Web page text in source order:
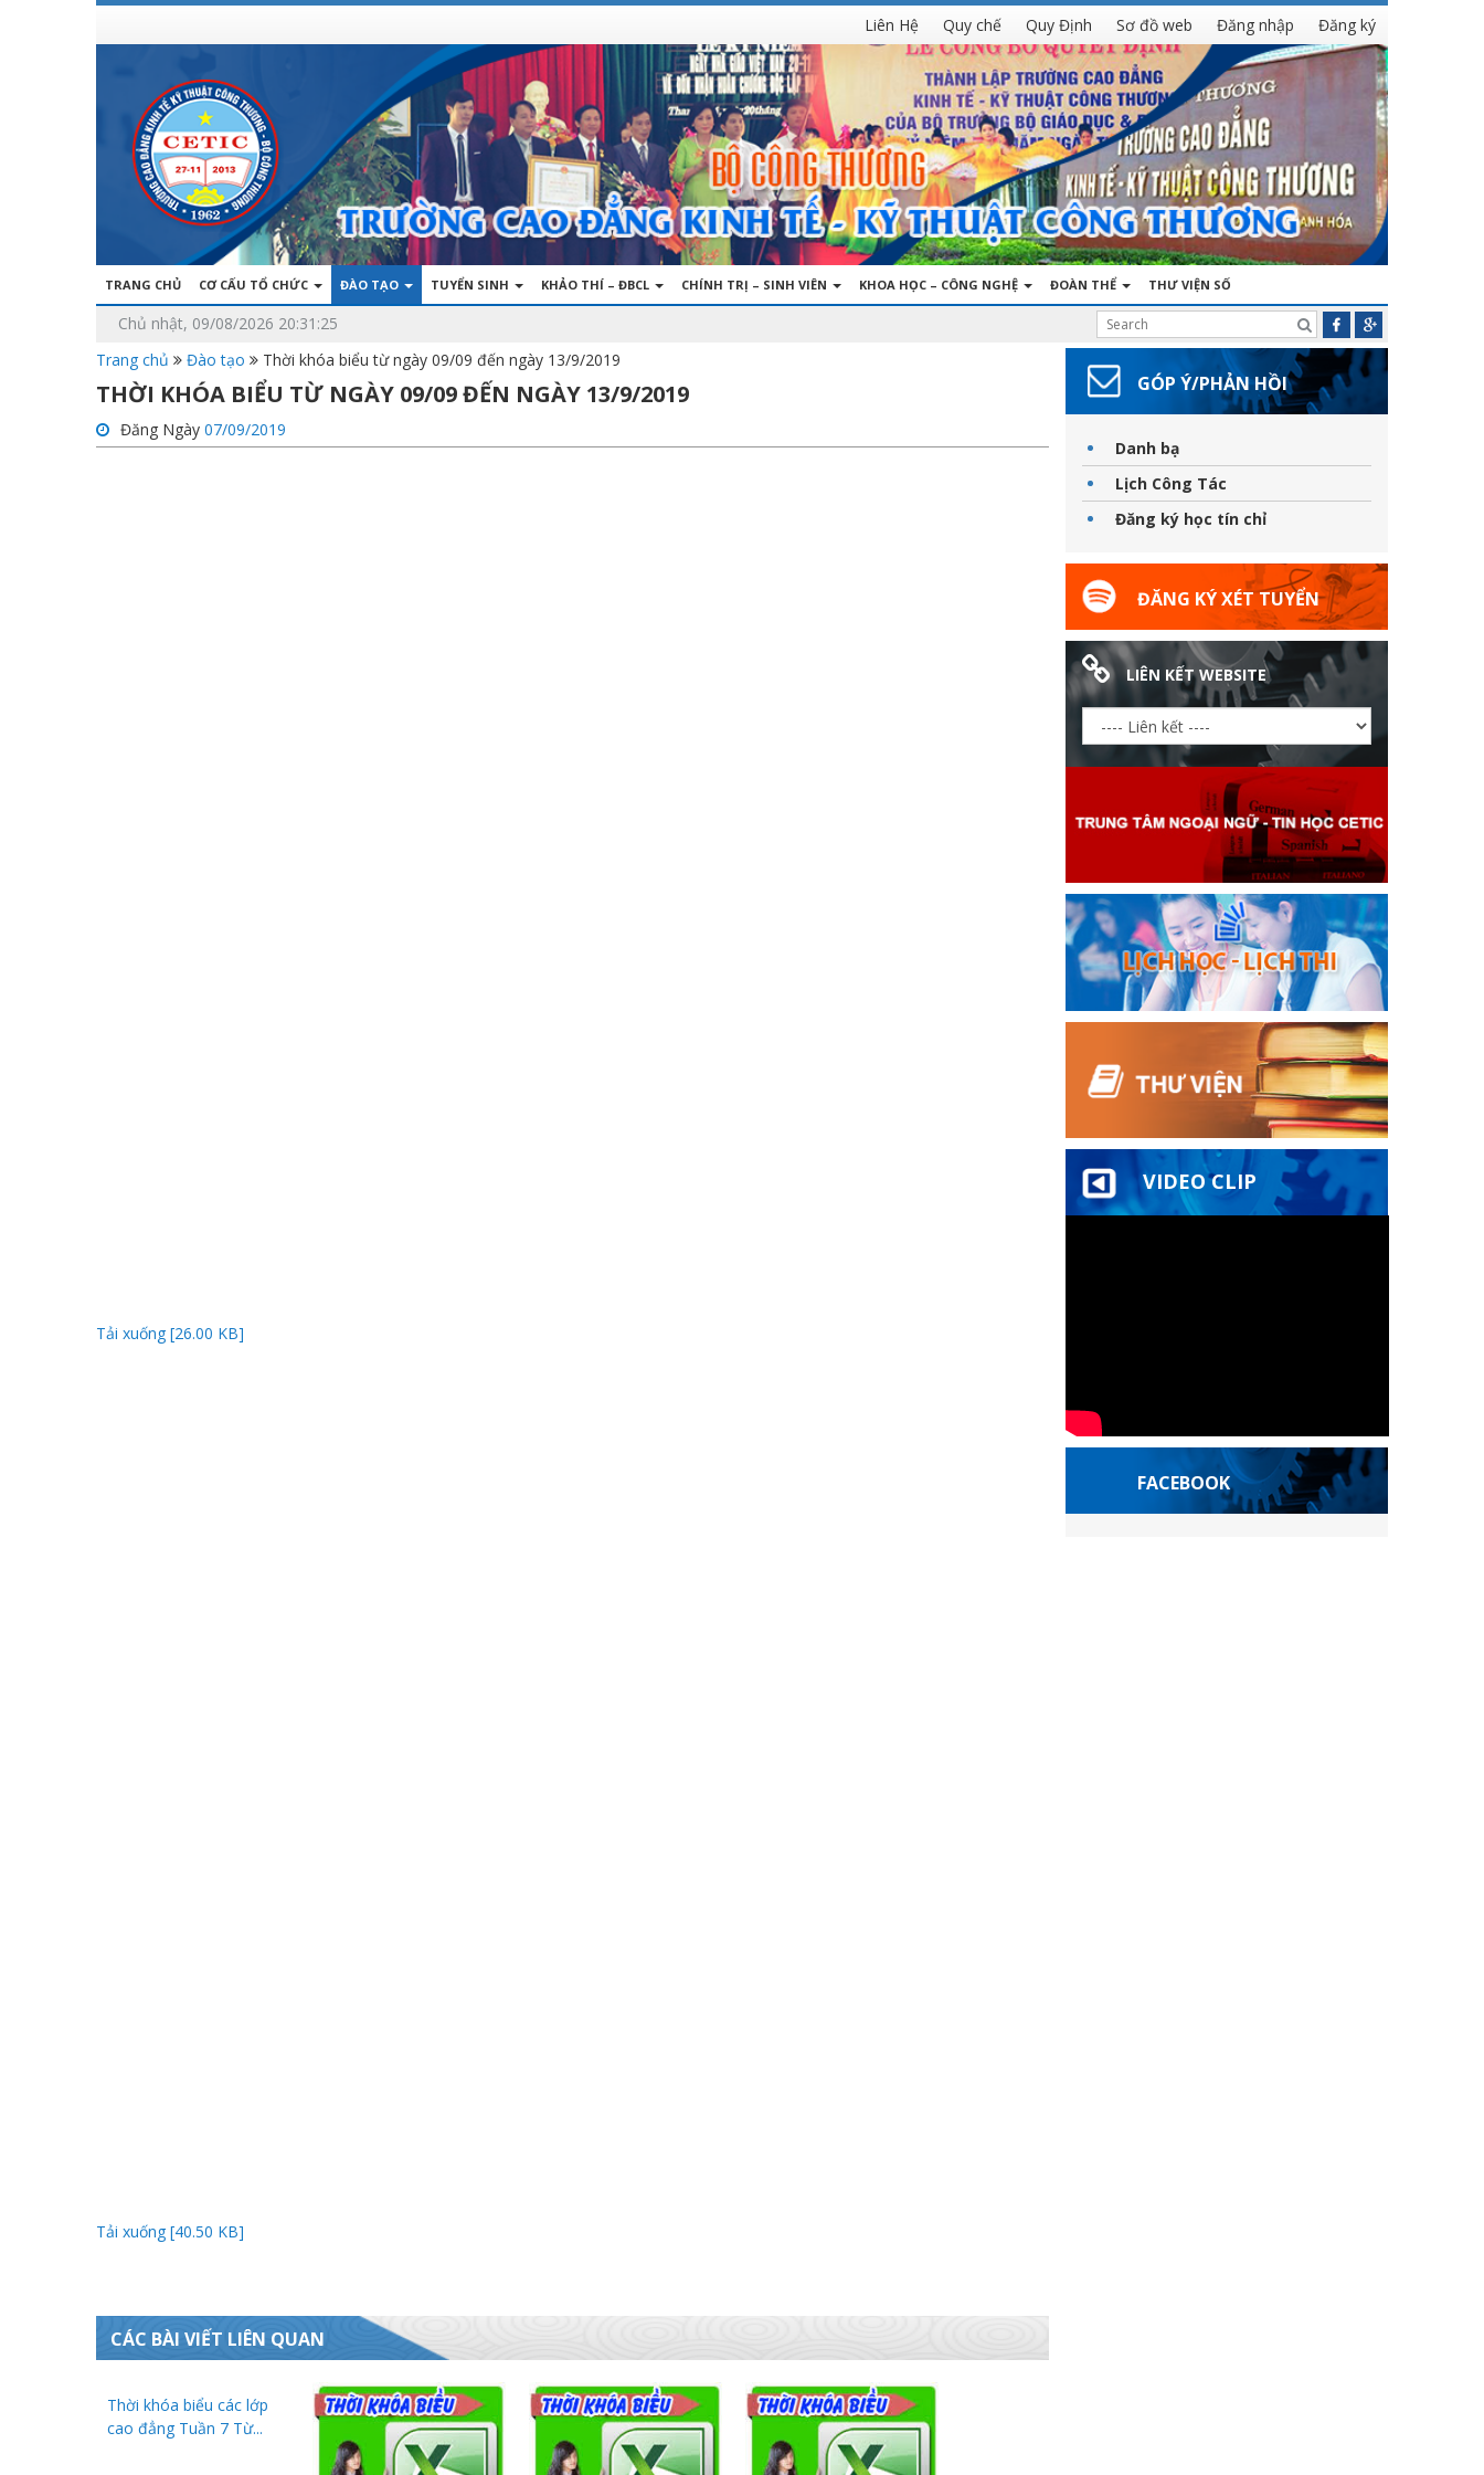
Liên Hệ Quy chế Quy Định Sơ đồ web Đăng nhập Đăng ký
TRANG CHỦ CƠ CẤU TỔ CHỨC ĐÀO TẠO TUYỂN SINH KHẢO THÍ – ĐBCL CHÍNH TRỊ – SINH VIÊN KHOA HỌC – CÔNG NGHỆ ĐOÀN THỂ THƯ VIỆN SỐ
Chủ nhật, 09/08/2026 20:31:25
Trang chủ
Đào tạo Thời khóa biểu từ ngày 09/09 đến ngày 13/9/2019
THỜI KHÓA BIỂU TỪ NGÀY 09/09 ĐẾN NGÀY 13/9/2019
Đăng Ngày 07/09/2019
Tải xuống [26.00 KB]
Tải xuống [40.50 KB]
CÁC BÀI VIẾT LIÊN QUAN
Thời khóa biểu các lớp
cao đẳng Tuần 7 Từ...
GÓP Ý/PHẢN HỒI
Danh bạ
Lịch Công Tác
Đăng ký học tín chỉ
ĐĂNG KÝ XÉT TUYỂN
LIÊN KẾT WEBSITE
VIDEO CLIP
FACEBOOK